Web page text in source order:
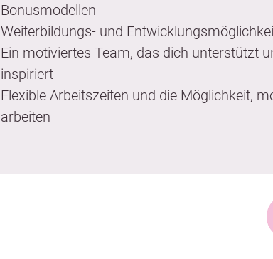
Bonusmodellen
Weiterbildungs- und
Ein motiviertes Team, das dich unterstützt
inspiriert
Flexible Arbeitszeiten und die Möglichkeit,
arbeiten